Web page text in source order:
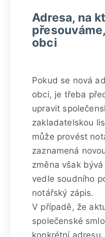
Adresa, na
obci
Pokud se nová
obci, je třeba
upravit
zakladatelskou
může provést
zaznamená
změna však
vedle soudního
notářský zápis.
V případě, že
společenské
konkrétní